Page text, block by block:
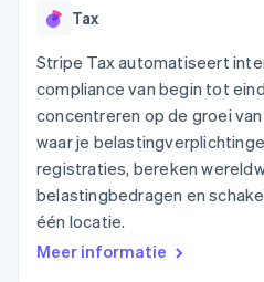
acceptatie
Link
Versneld afrekenen
Financial
Connections
Data gekoppelde
rekeningen
Meer
Product roadmap
AI-bedrijven
Creator
Gaming
Horeca,
tijd
Verzekering
Media en
Bronnen
App-
Voorbeelden
Contact
Neem
Partner
Tax
Stripe Tax automatiseert
compliance van begin tot
concentreren op de groei
waar je
registraties, bereken
belastingbedragen en
één locatie.
Meer informatie